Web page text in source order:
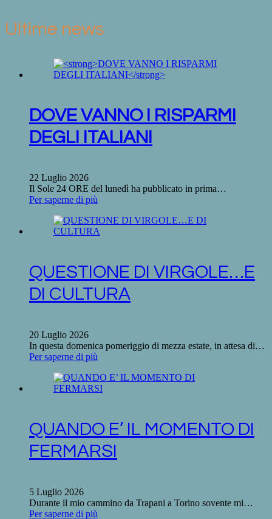
Ultime news
DOVE VANNO I RISPARMI
DEGLI ITALIANI
22 Luglio 2026
Il Sole 24 ORE del lunedì ha pubblicato in prima…
Per saperne di più
QUESTIONE DI VIRGOLE…E
DI CULTURA
20 Luglio 2026
In questa domenica pomeriggio di mezza estate, in attesa di…
Per saperne di più
QUANDO E’ IL MOMENTO DI
FERMARSI
5 Luglio 2026
Durante il mio cammino da Trapani a Torino sovente mi…
Per saperne di più